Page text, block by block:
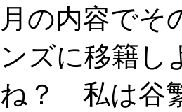
月の内容でそ
ンズに移籍し
ね？ 私は谷